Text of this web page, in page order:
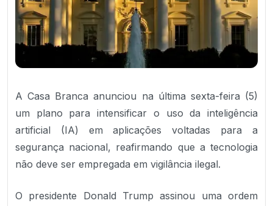
A Casa Branca anunciou na última sexta-feira (5)
um plano para intensificar o uso da inteligência
artificial (IA) em aplicações voltadas para a
segurança nacional, reafirmando que a tecnologia
não deve ser empregada em vigilância ilegal.
O presidente Donald Trump assinou uma ordem